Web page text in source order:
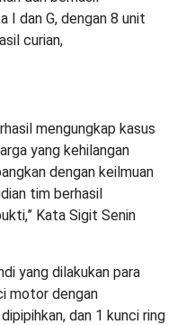
I dan G, dengan 8 unit
curian,
mengungkap kasus
yang kehilangan
dengan keilmuan
tim berhasil
Kata Sigit Senin
yang dilakukan para
motor dengan
dan 1 kunci ring